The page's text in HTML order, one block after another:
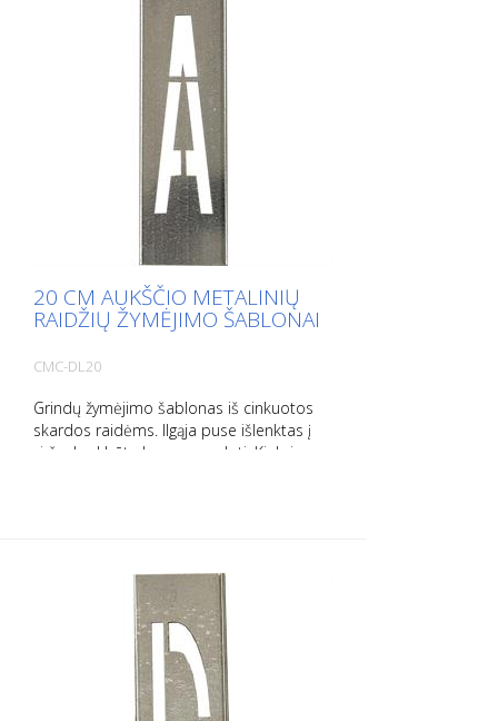
20 CM AUKŠČIO METALINIŲ
RAIDŽIŲ ŽYMĖJIMO ŠABLONAI
CMC-DL20
Grindų žymėjimo šablonas iš cinkuotos
skardos raidėms. Ilgąja puse išlenktas į
viršų, kad būtų lengva naudoti. Kiekvieno